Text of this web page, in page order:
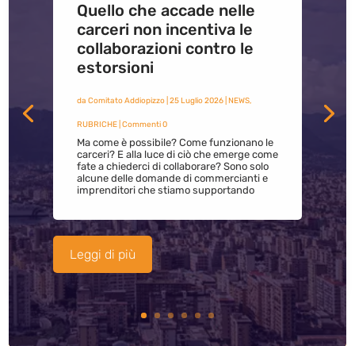
Quello che accade nelle
carceri non incentiva le
collaborazioni contro le
estorsioni
da Comitato Addiopizzo| 25 Luglio 2026| NEWS,
RUBRICHE| Commenti 0
Ma come è possibile? Come funzionano le
carceri? E alla luce di ciò che emerge come
fate a chiederci di collaborare? Sono solo
alcune delle domande di commercianti e
imprenditori che stiamo supportando
Leggi di più